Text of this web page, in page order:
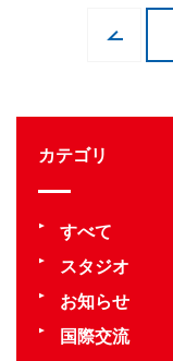
カテゴリ
すべて
スタジオ
お知らせ
国際交流